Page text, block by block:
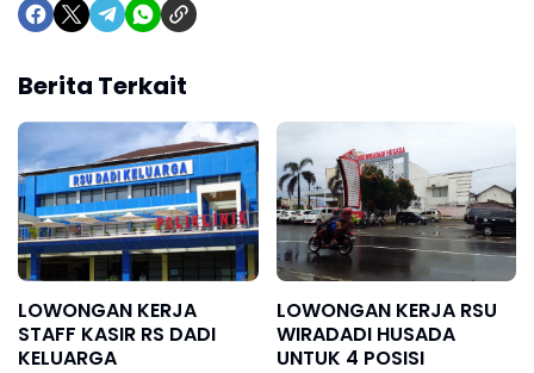
Berita Terkait
LOWONGAN KERJA
STAFF KASIR RS DADI
KELUARGA
LOWONGAN KERJA RSU
WIRADADI HUSADA
UNTUK 4 POSISI